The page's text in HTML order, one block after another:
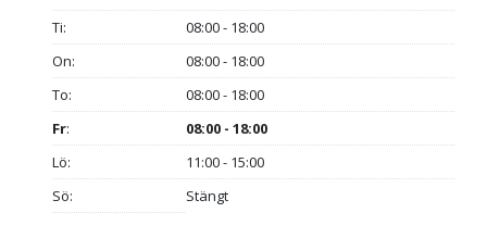
Ti:
08:00 - 18:00
On:
08:00 - 18:00
To:
08:00 - 18:00
Fr:
08:00 - 18:00
Lö:
11:00 - 15:00
Sö:
Stängt